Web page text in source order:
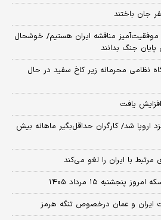
موفقیت‌آمیز مناقشه ایران هستیم/ خوشحال
جنگ بدانند
نظامی محرمانه زیر کاخ سفید در حال
اروپا شد/ کارگران حداقل‌بگیر ماهانه بیش
مرتبط با ایران را لغو می‌کند
۱۵ مرداد ۱۴۰۵
ایران و عمان درخصوص تنگه هرمز